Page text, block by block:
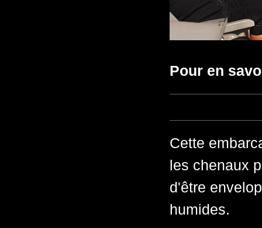
Pour en
Cette
les chenaux
d'être
humides.